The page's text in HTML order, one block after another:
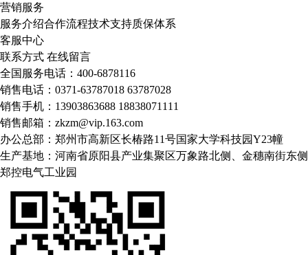
营销服务
服务介绍合作流程技术支持质保体系
客服中心
联系方式 在线留言
全国服务电话：400-6878116
销售电话：0371-63787018 63787028
销售手机：13903863688 18838071111
销售邮箱：zkzm@vip.163.com
办公总部：郑州市高新区长椿路11号国家大学科技园Y23幢
生产基地：河南省原阳县产业集聚区万象路北侧、金穗南街东侧
郑控电气工业园